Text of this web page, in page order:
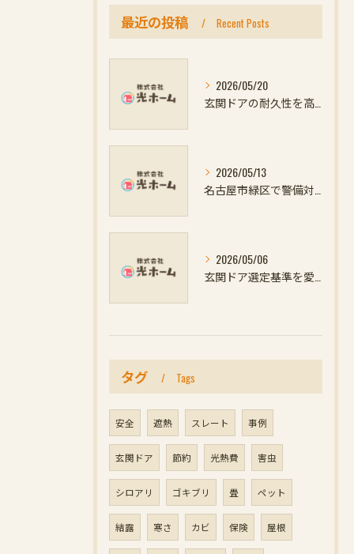
最近の投稿 Recent Posts
2026/05/20
2026/05/13
2026/05/06
タグ Tags
安全 遮熱 スレート 事例
玄関ドア 節約 光熱費 害虫
シロアリ ゴキブリ 畳 ペット
結露 寒さ カビ 保険 屋根